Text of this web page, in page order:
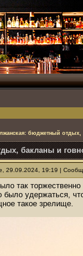
бюджетный
бакланы и
29.09.2024, 19:19 |
так
было удержаться,
такое зрелище.